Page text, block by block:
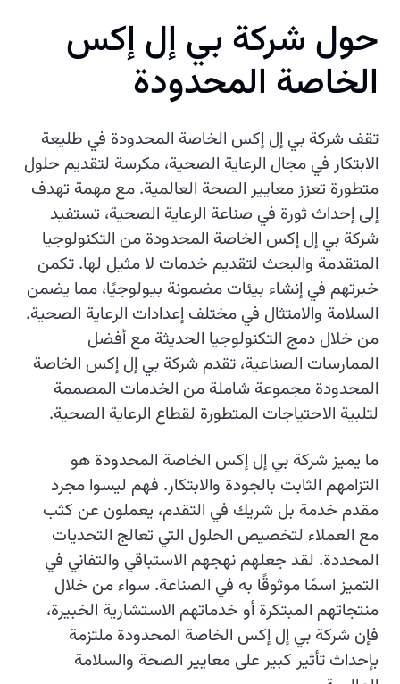
حول شركة بي إل إكس
الخاصة المحدودة
تقف شركة بي إل إكس الخاصة المحدودة في طليعة
الابتكار في مجال الرعاية الصحية، مكرسة لتقديم حلول
متطورة تعزز معايير الصحة العالمية. مع مهمة تهدف
إلى إحداث ثورة في صناعة الرعاية الصحية، تستفيد
شركة بي إل إكس الخاصة المحدودة من التكنولوجيا
المتقدمة والبحث لتقديم خدمات لا مثيل لها. تكمن
خبرتهم في إنشاء بيئات مضمونة بيولوجيًا، مما يضمن
السلامة والامتثال في مختلف إعدادات الرعاية الصحية.
من خلال دمج التكنولوجيا الحديثة مع أفضل
الممارسات الصناعية، تقدم شركة بي إل إكس الخاصة
المحدودة مجموعة شاملة من الخدمات المصممة
لتلبية الاحتياجات المتطورة لقطاع الرعاية الصحية.
ما يميز شركة بي إل إكس الخاصة المحدودة هو
التزامهم الثابت بالجودة والابتكار. فهم ليسوا مجرد
مقدم خدمة بل شريك في التقدم، يعملون عن كثب
مع العملاء لتخصيص الحلول التي تعالج التحديات
المحددة. لقد جعلهم نهجهم الاستباقي والتفاني في
التميز اسمًا موثوقًا به في الصناعة. سواء من خلال
منتجاتهم المبتكرة أو خدماتهم الاستشارية الخبيرة،
فإن شركة بي إل إكس الخاصة المحدودة ملتزمة
بإحداث تأثير كبير على معايير الصحة والسلامة